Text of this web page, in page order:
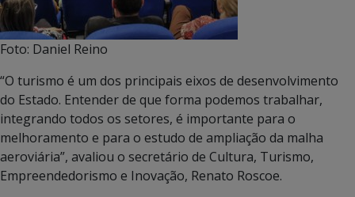
Foto: Daniel Reino
“O turismo é um dos principais eixos de desenvolvimento
do Estado. Entender de que forma podemos trabalhar,
integrando todos os setores, é importante para o
melhoramento e para o estudo de ampliação da malha
aeroviária”, avaliou o secretário de Cultura, Turismo,
Empreendedorismo e Inovação, Renato Roscoe.